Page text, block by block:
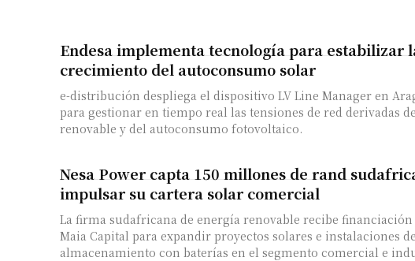
Endesa implementa tecnología para estabilizar
crecimiento del autoconsumo solar
e-distribución despliega el dispositivo LV Line Manager en
para gestionar en tiempo real las tensiones de red derivadas
renovable y del autoconsumo fotovoltaico.
Nesa Power capta 150 millones de rand
impulsar su cartera solar comercial
La firma sudafricana de energía renovable recibe
Maia Capital para expandir proyectos solares e instalaciones de
almacenamiento con baterías en el segmento comercial e